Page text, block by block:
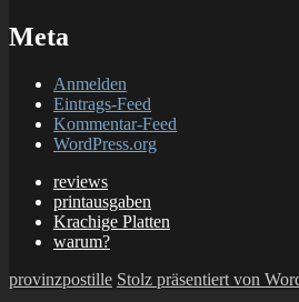
Meta
Anmelden
Eintrags-Feed
Kommentar-Feed
WordPress.org
reviews
printausgaben
Krachige Platten
warum?
provinzpostille Stolz präsentiert von